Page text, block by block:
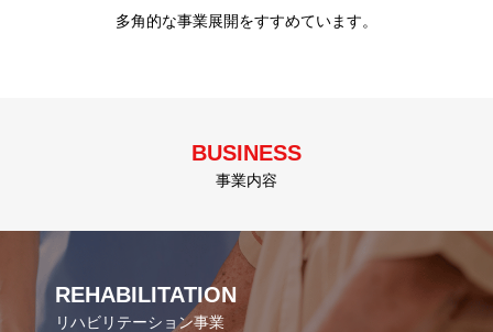
多角的な事業展開をすすめています。
BUSINESS
事業内容
REHABILITATION
リハビリテーション事業